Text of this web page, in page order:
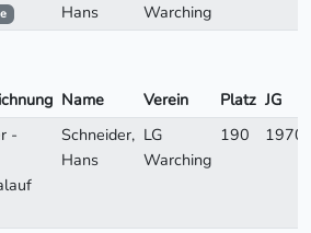
Hans
Warching
Name Verein Platz JG
-
Schneider,
Hans
LG
Warching
190 1970